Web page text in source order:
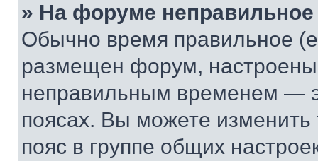
» На форуме
Обычно время правильное
размещен форум, настроены
неправильным временем —
поясах. Вы можете изменить
пояс в группе общих